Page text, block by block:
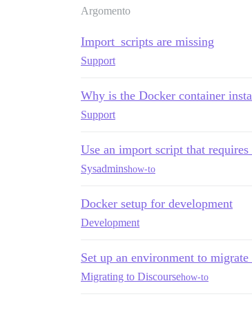
Argomento
Import_scripts are missing
Support
Why is the Docker container
Support
Use an import script that
Sysadminshow-to
Docker setup for development
Development
Set up an environment to
Migrating to Discoursehow-to